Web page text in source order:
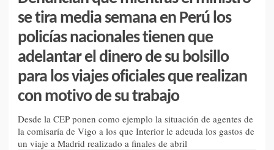
se tira media semana en Perú los
policías nacionales tienen que
adelantar el dinero de su bolsillo
para los viajes oficiales que realizan
con motivo de su trabajo
Desde la CEP ponen como ejemplo la situación de agentes de
la comisaría de Vigo a los que Interior le adeuda los gastos de
un viaje a Madrid realizado a finales de abril